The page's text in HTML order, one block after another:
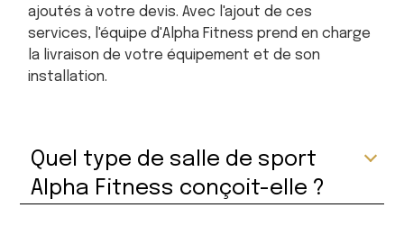
ajoutés à votre devis. Avec l'ajout de ces
services, l'équipe d'Alpha Fitness prend en charge
la livraison de votre équipement et de son
installation.
Quel type de salle de sport
Alpha Fitness conçoit-elle ?